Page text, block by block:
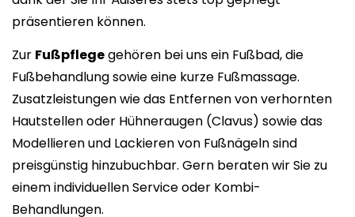
präsentieren können.
Zur Fußpflegegehören bei uns ein Fußbad, die
Fußbehandlung sowie eine kurze Fußmassage.
Zusatzleistungen wie das Entfernen von verhornten
Hautstellen oder Hühneraugen (Clavus) sowie das
Modellieren und Lackieren von Fußnägeln sind
preisgünstig hinzubuchbar. Gern beraten wir Sie zu
einem individuellen Service oder Kombi-
Behandlungen.